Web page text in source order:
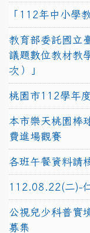
「112年中小學
教育部委託國立
議題數位教材教
次）」
桃園市112學年
本市樂天桃園棒
費進場觀賽
各班午餐資料請
112.08.22(二)-
公視兒少科普實
募集